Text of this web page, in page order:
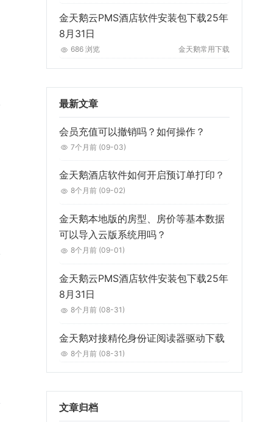
金天鹅云PMS酒店软件安装包下载25年
8月31日
686 浏览 金天鹅常用下载
最新文章
会员充值可以撤销吗？如何操作？
7个月前(09-03)
金天鹅酒店软件如何开启预订单打印？
8个月前(09-02)
金天鹅本地版的房型、房价等基本数据
可以导入云版系统用吗？
8个月前(09-01)
金天鹅云PMS酒店软件安装包下载25年
8月31日
8个月前(08-31)
金天鹅对接精伦身份证阅读器驱动下载
8个月前(08-31)
文章归档